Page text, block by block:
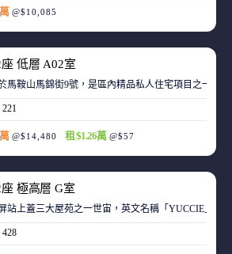
@$10,085
低層 A02室
馬鞍山馬錦街9號，是區內精品私人住宅項目之一，
221
@$14,480 租 $1.26萬 @$57
極高層 G室
站上蓋三大屋苑之一世宙，英文名稱「YUCCIE」，
428